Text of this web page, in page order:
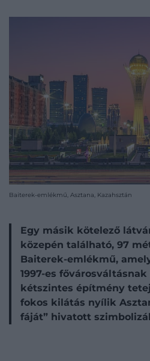
Baiterek-emlékmű, Asztana, Kazahsztán
Egy másik kötelező
közepén található, 97
Baiterek-emlékmű,
1997-es
kétszintes építmény
fokos kilátás nyílik
fáját” hivatott